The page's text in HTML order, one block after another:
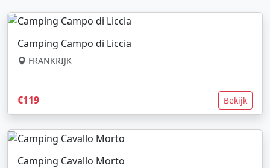
Camping Campo di Liccia
FRANKRIJK
€119 Bekijk
Camping Cavallo Morto